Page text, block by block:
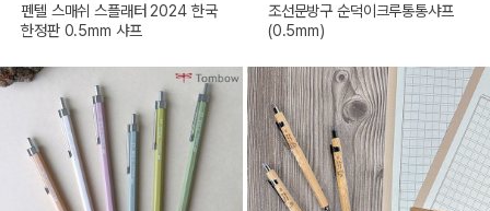
펜텔 스매쉬 스플래터 2024 한국
한정판 0.5mm 샤프
조선문방구 순덕이크루통통샤프
(0.5mm)